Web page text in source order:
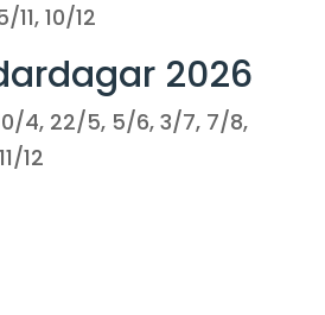
10/12
2026
4, 22/5, 5/6, 3/7, 7/8,
12